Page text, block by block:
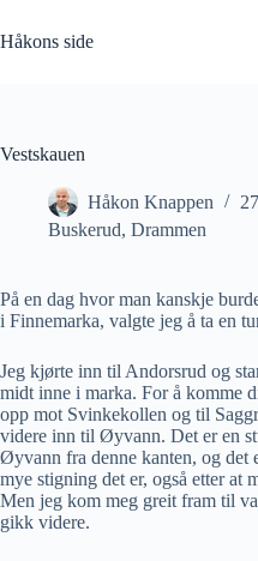
til
innholdet
Håkons side
Vestskauen
Håkon Knappen
Buskerud, Drammen
På en dag hvor man kanskje
i Finnemarka, valgte jeg å ta en
Jeg kjørte inn til Andorsrud og
midt inne i marka. For å komme
opp mot Svinkekollen og til
videre inn til Øyvann. Det er en
Øyvann fra denne kanten, og det
mye stigning det er, også etter at
Men jeg kom meg greit fram til
gikk videre.